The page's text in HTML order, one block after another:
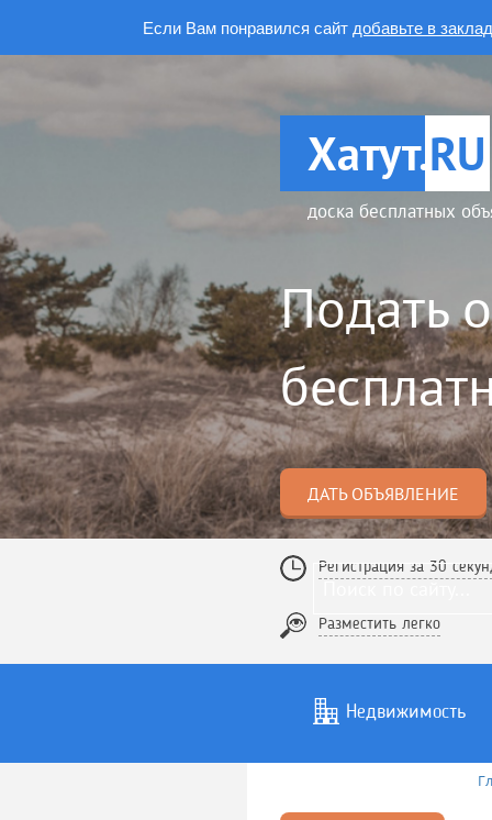
Если Вам понравился сайт добавьте в
Хатут.RU
доска бесплатных
Подать
ДАТЬ ОБЪЯВЛЕНИЕ
Регистрация за 30
Разместить легко
Недвижимость
Услуги